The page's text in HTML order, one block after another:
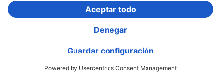
Ultra-HD 8K, alu., 2,0 m